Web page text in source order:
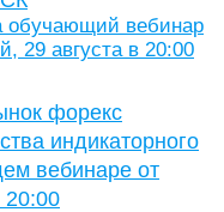
обучающий вебинар
29 августа в 20:00
форекс